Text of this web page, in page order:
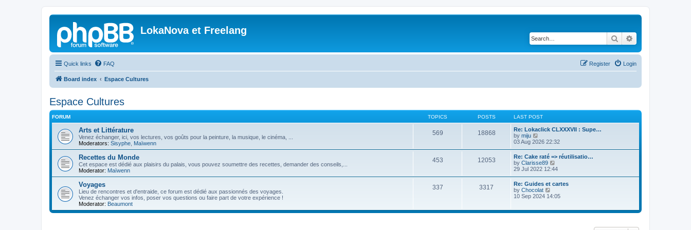
LokaNova et Freelang
Search
Quick links FAQ Login
Register
Board index Espace Cultures
Espace Cultures
FORUM TOPICS POSTS LAST POST
Arts et Littérature
Venez échanger, ici, vos lectures, vos goûts pour la peinture, la musique, le cinéma, ...
Moderators: Sisyphe Maïwenn
569 18868
Re: Lokaclick CLXXXVII : Supe…
by miju
i
t
h
e
l
a
t
e
t
p
03 Aug 2026 22:32
Recettes du Monde
Cet espace est dédié aux plaisirs du palais, vous pouvez soumettre des recettes, demander des conseils,...
Moderator: Maïwenn
453 12053
Re: Cake raté => réutilisatio…
by Clarisse89
i
t
h
e
a
29 Jul 2022 12:44
Voyages
Lieu de rencontres et d'entraide, ce forum est dédié aux passionnés des voyages.
Venez échanger vos infos, poser vos questions ou faire part de votre expérience !
Moderator: Beaumont
337 3317
Re: Guides et cartes
by Chocolat
i
t
10 Sep 2024 14:05